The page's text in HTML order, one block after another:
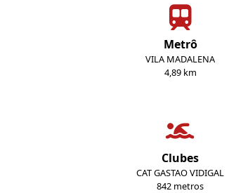
Metrô
VILA MADALENA
4,89 km
Clubes
CAT GASTAO VIDIGAL
842 metros